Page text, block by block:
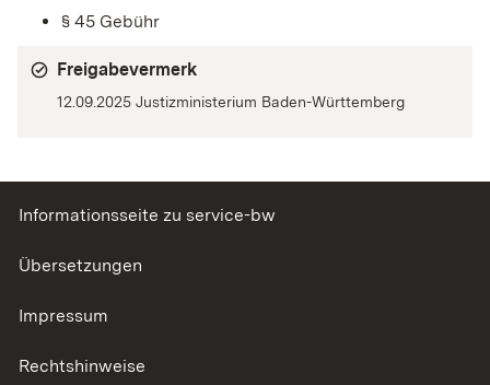
§ 45 Gebühr
Freigabevermerk
12.09.2025 Justizministerium Baden-Württemberg
Informationsseite zu service-bw
Übersetzungen
Impressum
Rechtshinweise